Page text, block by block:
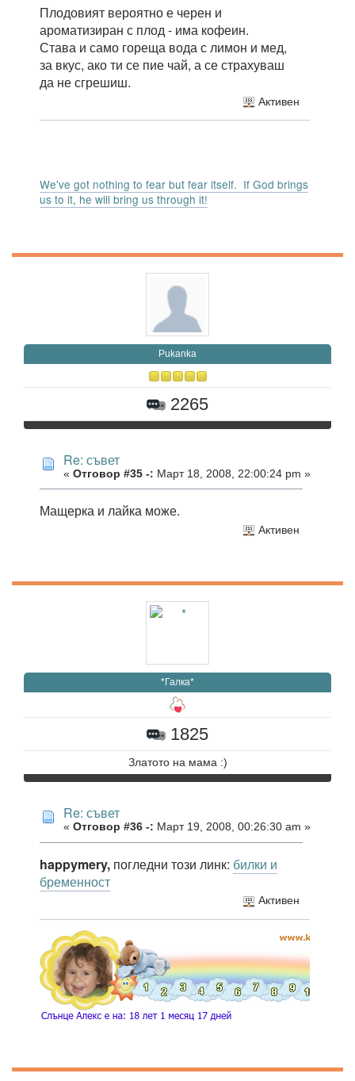
Плодовият вероятно е черен и
ароматизиран с плод - има кофеин.
Става и само гореща вода с лимон и мед,
за вкус, ако ти се пие чай, а се страхуваш
да не сгрешиш.
Активен
We've got nothing to fear but fear itself. If God brings
us to it, he will bring us through it!
Pukanka
2265
Re: съвет
« Отговор #35 -: Март 18, 2008, 22:00:24 pm »
Мащерка и лайка може.
Активен
*Галка*
1825
Златото на мама :)
Re: съвет
« Отговор #36 -: Март 19, 2008, 00:26:30 am »
happymery, погледни този линк: билки и
бременност
Активен